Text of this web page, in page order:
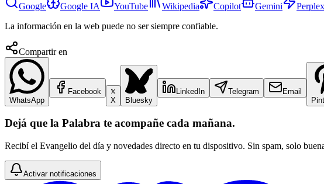
Google
Google IA YouTube Wikipedia Copilot Gemini
La información en la web puede no ser siempre confiable.
Compartir en
WhatsApp
Facebook
X
Bluesky
LinkedIn Telegram
Email
Dejá que la Palabra te acompañe cada mañana.
Recibí el Evangelio del día y novedades directo en tu dispositivo. Sin spam, solo
Activar notificaciones